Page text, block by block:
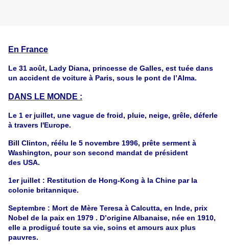
En France
Le 31 août, Lady Diana, princesse de Galles, est tuée dans
un accident de voiture à Paris, sous le pont de l’Alma.
DANS LE MONDE :
Le 1 er juillet, une vague de froid, pluie, neige, grêle, déferle
à travers l'Europe.
Bill Clinton, réélu le 5 novembre 1996, prête serment à
Washington, pour son second mandat de président
des USA.
1er juillet : Restitution de Hong-Kong à la Chine par la
colonie britannique.
Septembre : Mort de Mère Teresa à Calcutta, en Inde, prix
Nobel de la paix en 1979 . D’origine Albanaise, née en 1910,
elle a prodigué toute sa vie, soins et amours aux plus
pauvres.